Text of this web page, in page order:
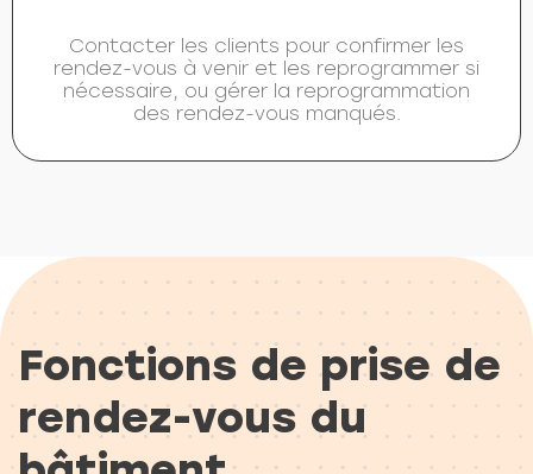
Contacter les clients pour confirmer les
rendez-vous à venir et les reprogrammer si
nécessaire, ou gérer la reprogrammation
des rendez-vous manqués.
Fonctions de prise de
rendez-vous du